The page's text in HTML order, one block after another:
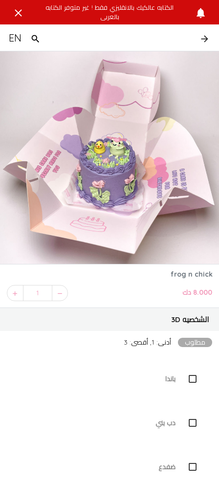
الكتابه عالكيك بالانقليزي فقط ! غير متوفر الكتابه
بالعربي
EN
frog n chick
8.000 دك 1
الشخصيه 3D
مطلوب أدنى: 1, أقصى: 3
باندا
دب بني
ضفدع